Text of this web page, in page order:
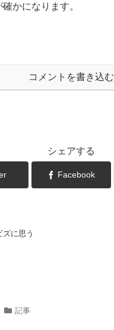
確かになります。
コメントを書き込む
シェアする
Facebook
ズに思う
記事